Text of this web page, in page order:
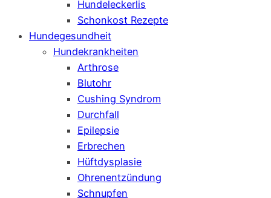
Hundeleckerlis
Schonkost Rezepte
Hundegesundheit
Hundekrankheiten
Arthrose
Blutohr
Cushing Syndrom
Durchfall
Epilepsie
Erbrechen
Hüftdysplasie
Ohrenentzündung
Schnupfen